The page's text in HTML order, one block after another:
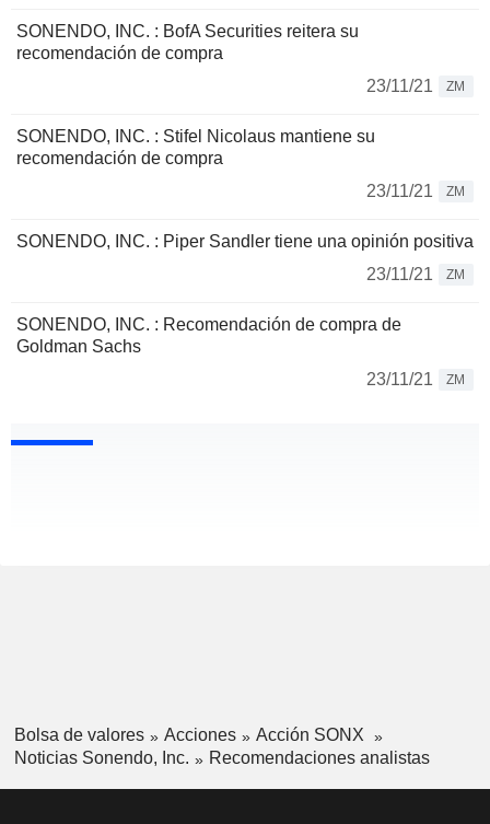
SONENDO, INC. : BofA Securities reitera su
recomendación de compra
23/11/21
ZM
SONENDO, INC. : Stifel Nicolaus mantiene su
recomendación de compra
23/11/21
ZM
SONENDO, INC. : Piper Sandler tiene una opinión positiva
23/11/21
ZM
SONENDO, INC. : Recomendación de compra de
Goldman Sachs
23/11/21
ZM
Bolsa de valores Acciones
Acción SONX
Noticias Sonendo, Inc.
Recomendaciones analistas